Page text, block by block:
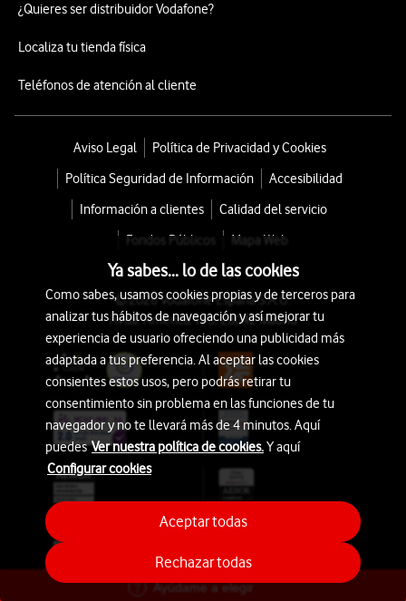
Ayúdame a elegir
¿Quieres ser distribuidor Vodafone?
Localiza tu tienda física
Teléfonos de atención al cliente
Aviso Legal
Política de Privacidad y Cookies
Política Seguridad de Información
Accesibilidad
Información a clientes
Calidad del servicio
Fondos Públicos
Mapa Web
© 2026 Vodafone España S.A.U.
Avda. América 115, 28042 Madrid
Ya sabes... lo de las cookies
Como sabes, usamos cookies propias y de terceros para
analizar tus hábitos de navegación y así mejorar tu
experiencia de usuario ofreciendo una publicidad más
adaptada a tus preferencia. Al aceptar las cookies
consientes estos usos, pero podrás retirar tu
consentimiento sin problema en las funciones de tu
navegador y no te llevará más de 4 minutos. Aquí
puedesVer nuestra política de cookies.Y aquí
Configurar cookies
Rechazar todas
Aceptar todas